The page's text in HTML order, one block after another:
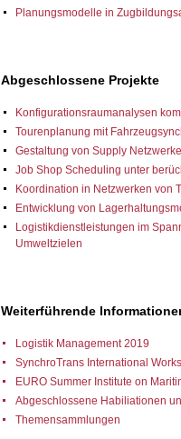
Planungsmodelle in
Abgeschlossene Projekte
Konfigurationsraumanalysen
Tourenplanung mit
Gestaltung von Supply
Job Shop Scheduling unter
Koordination in Netzwerken von
Entwicklung von
Logistikdienstleistungen im
Umweltzielen
Weiterführende
Logistik Management 2019
SynchroTrans International
EURO Summer Institute on
Abgeschlossene Habiliationen
Themensammlungen